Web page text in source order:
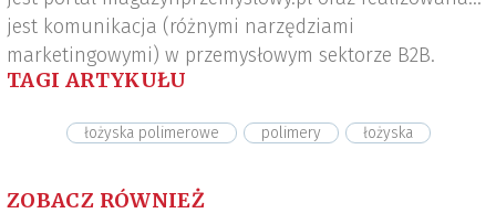
jest komunikacja (różnymi narzędziami
marketingowymi) w przemysłowym sektorze B2B.
TAGI ARTYKUŁU
łożyska polimerowe polimery łożyska
ZOBACZ RÓWNIEŻ